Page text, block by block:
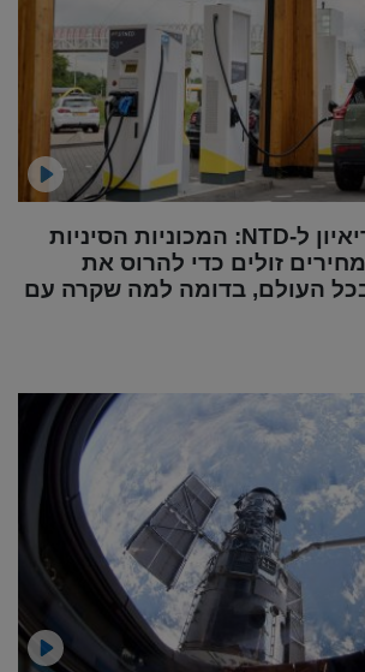
מומחית רכב בריאיון ל-NTD: המכוניות הסיניות
זולים כדי להרוס את
העולם, בדומה למה שקרה עם